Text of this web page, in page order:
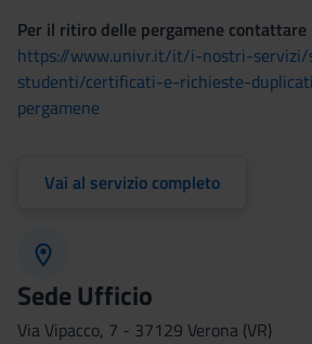
Per il ritiro delle pergamene
https://www.univr.it/it/i-nostri-servizi/
studenti/certificati-e-richieste-
pergamene
Vai al servizio completo
Sede Ufficio
Via Vipacco, 7 - 37129 Verona (VR)